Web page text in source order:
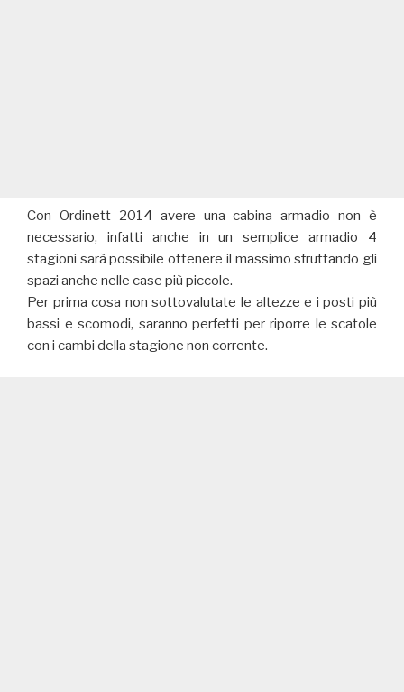
Con Ordinett 2014 avere una cabina armadio non è
necessario, infatti anche in un semplice armadio 4
stagioni sarà possibile ottenere il massimo sfruttando gli
spazi anche nelle case più piccole.
Per prima cosa non sottovalutate le altezze e i posti più
bassi e scomodi, saranno perfetti per riporre le scatole
con i cambi della stagione non corrente.